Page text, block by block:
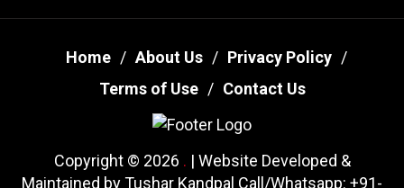
Home About Us
Privacy Policy
Terms of Use
Contact Us
Copyright © 2026 . | Website Developed &
Maintained by Tushar Kandpal Call/Whatsapp: +91-